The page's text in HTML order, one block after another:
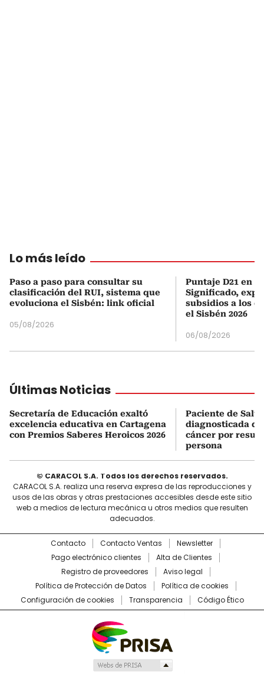
Lo más leído
Paso a paso para consultar su
clasificación del RUI, sistema que
evoluciona el Sisbén: link oficial
05/08/2026
Puntaje D21 en
Significado,
subsidios a los
el Sisbén 2026
06/08/2026
Últimas Noticias
Secretaría de Educación exaltó
excelencia educativa en Cartagena
con Premios Saberes Heroicos 2026
Paciente de
diagnosticada
cáncer por
persona
© CARACOL S.A. Todos los derechos reservados.
CARACOL S.A. realiza una reserva expresa de las reproducciones y
usos de las obras y otras prestaciones accesibles desde este sitio
web a medios de lectura mecánica u otros medios que resulten
adecuados.
Contacto Contacto Ventas
Newsletter
Pago electrónico clientes
Alta de Clientes
Registro de proveedores
Aviso legal
Política de Protección de Datos
Política de cookies
Configuración de cookies
Transparencia Código Ético